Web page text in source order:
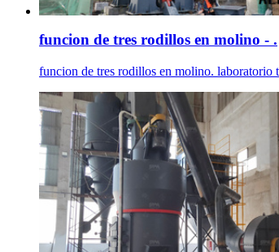
funcion de tres rodillos en molino - .
funcion de tres rodillos en molino.